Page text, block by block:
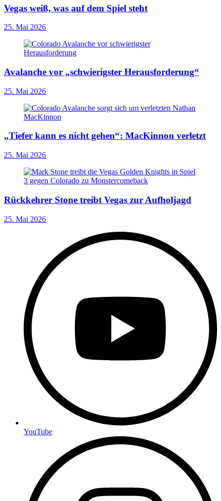
Vegas weiß, was auf dem Spiel steht
25. Mai 2026
Avalanche vor „schwierigster Herausforderung“
25. Mai 2026
„Tiefer kann es nicht gehen“: MacKinnon verletzt
25. Mai 2026
Rückkehrer Stone treibt Vegas zur Aufholjagd
25. Mai 2026
YouTube